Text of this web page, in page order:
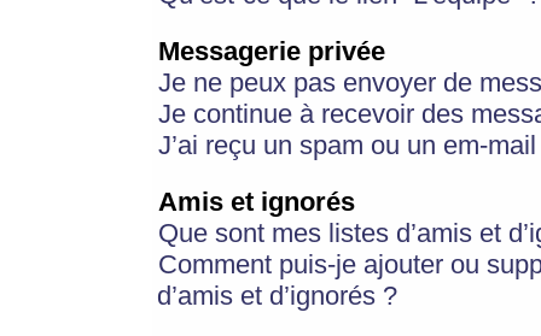
Messagerie privée
Je ne peux pas envoyer de
Je continue à recevoir des
J’ai reçu un spam ou un em-
Amis et ignorés
Que sont mes listes d’amis et
Comment puis-je ajouter ou
d’amis et d’ignorés ?